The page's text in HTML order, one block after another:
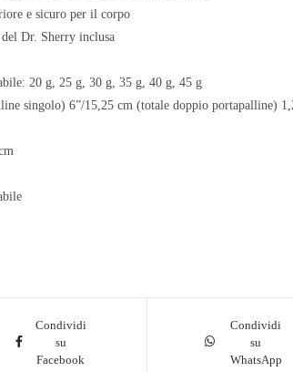
e sicuro per il corpo
Dr. Sherry inclusa
20 g, 25 g, 30 g, 35 g, 40 g, 45 g
singolo) 6”/15,25 cm (totale doppio portapalline)
Condividi
su
Facebook
Condividi
su
WhatsApp